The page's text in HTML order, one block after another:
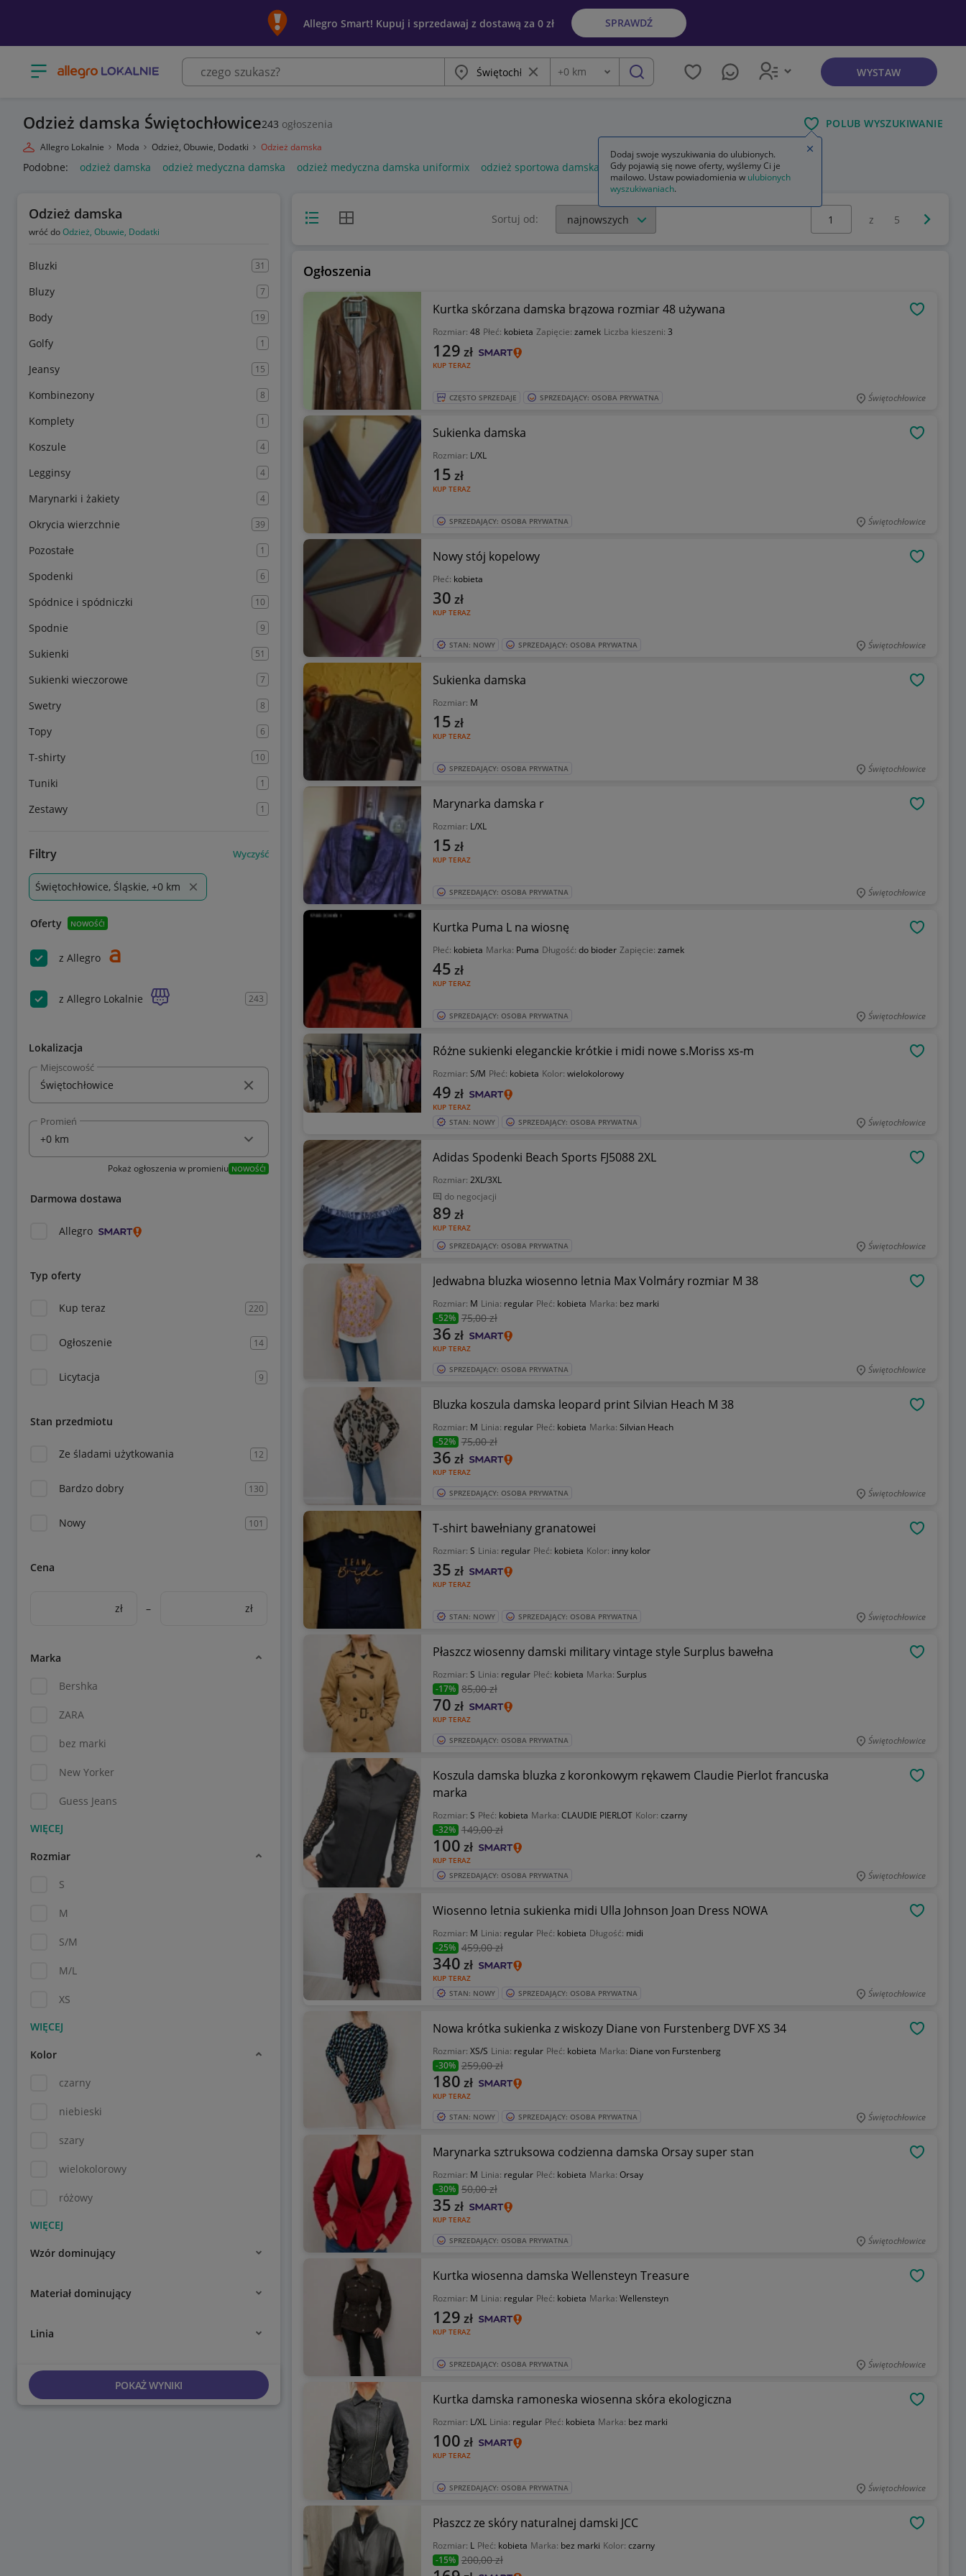
Allegro Smart! Kupuj i sprzedawaj z dostawą za 0 zł SPRAWDŹ
Otwórz menu z kategoriami Miasto Wyczyść frazę
Odległość
+0 km szukaj WYSTAW
Odzież damska Świętochłowice243 ogłoszenia POLUB WYSZUKIWANIE
Allegro Lokalnie Moda Odzież, Obuwie, Dodatki Odzież damska
Podobne: odzież damska odzież medyczna damska odzież medyczna damska uniformix odzież sportowa damska odzież damska letnia
Odzież damska
wróć doOdzież, Obuwie, Dodatki
Bluzki 31
Bluzy 7
Body 19
Golfy 1
Jeansy 15
Kombinezony 8
Komplety 1
Koszule 4
Legginsy 4
Marynarki i żakiety 4
Okrycia wierzchnie 39
Pozostałe 1
Spodenki 6
Spódnice i spódniczki 10
Spodnie 9
Sukienki 51
Sukienki wieczorowe 7
Swetry 8
Topy 6
T-shirty 10
Tuniki 1
Zestawy 1
Filtry Wyczyść
Świętochłowice, Śląskie, +0 km
Oferty NOWOŚĆ!
z Allegro
z Allegro Lokalnie 243
Lokalizacja
Miejscowość
Promień
Pokaż ogłoszenia w promieniu NOWOŚĆ!
Darmowa dostawa
Allegro
Typ oferty
Kup teraz 220
Ogłoszenie 14
Licytacja 9
Stan przedmiotu
Ze śladami użytkowania 12
Bardzo dobry 130
Nowy 101
Cena
zł – zł
Marka
Bershka
ZARA
bez marki
New Yorker
Guess Jeans
Rozmiar
S
M
S/M
M/L
XS
Kolor
czarny
niebieski
szary
wielokolorowy
różowy
Wzór dominujący
Materiał dominujący
Linia
POKAŻ WYNIKI
Widok listyWidok siatki Sortuj od:
Wybierz stronę:
z 5
Ogłoszenia
Kurtka skórzana damska brązowa rozmiar 48 używana
Rozmiar: 48 Płeć: kobieta Zapięcie: zamek Liczba kieszeni: 3
KUP TERAZ
129 zł
CZĘSTO SPRZEDAJE SPRZEDAJĄCY: OSOBA PRYWATNA Świętochłowice
Sukienka damska
Rozmiar: L/XL
KUP TERAZ
15 zł
SPRZEDAJĄCY: OSOBA PRYWATNA Świętochłowice
Nowy stój kopelowy
Płeć: kobieta
KUP TERAZ
30 zł
STAN: NOWY SPRZEDAJĄCY: OSOBA PRYWATNA Świętochłowice
Sukienka damska
Rozmiar: M
KUP TERAZ
15 zł
SPRZEDAJĄCY: OSOBA PRYWATNA Świętochłowice
Marynarka damska r
Rozmiar: L/XL
KUP TERAZ
15 zł
SPRZEDAJĄCY: OSOBA PRYWATNA Świętochłowice
Kurtka Puma L na wiosnę
Płeć: kobieta Marka: Puma Długość: do bioder Zapięcie: zamek
KUP TERAZ
45 zł
SPRZEDAJĄCY: OSOBA PRYWATNA Świętochłowice
Różne sukienki eleganckie krótkie i midi nowe s.Moriss xs-m
Rozmiar: S/M Płeć: kobieta Kolor: wielokolorowy
KUP TERAZ
49 zł
STAN: NOWY SPRZEDAJĄCY: OSOBA PRYWATNA Świętochłowice
Adidas Spodenki Beach Sports FJ5088 2XL
Rozmiar: 2XL/3XL
do negocjacji
KUP TERAZ
89 zł
SPRZEDAJĄCY: OSOBA PRYWATNA Świętochłowice
Jedwabna bluzka wiosenno letnia Max Volmáry rozmiar M 38
Rozmiar: M Linia: regular Płeć: kobieta Marka: bez marki
-52% 75,00 zł
KUP TERAZ
36 zł
SPRZEDAJĄCY: OSOBA PRYWATNA Świętochłowice
Bluzka koszula damska leopard print Silvian Heach M 38
Rozmiar: M Linia: regular Płeć: kobieta Marka: Silvian Heach
-52% 75,00 zł
KUP TERAZ
36 zł
SPRZEDAJĄCY: OSOBA PRYWATNA Świętochłowice
T-shirt bawełniany granatowei
Rozmiar: S Linia: regular Płeć: kobieta Kolor: inny kolor
KUP TERAZ
35 zł
STAN: NOWY SPRZEDAJĄCY: OSOBA PRYWATNA Świętochłowice
Płaszcz wiosenny damski military vintage style Surplus bawełna
Rozmiar: S Linia: regular Płeć: kobieta Marka: Surplus
-17% 85,00 zł
KUP TERAZ
70 zł
SPRZEDAJĄCY: OSOBA PRYWATNA Świętochłowice
Koszula damska bluzka z koronkowym rękawem Claudie Pierlot francuska
marka
Rozmiar: S Płeć: kobieta Marka: CLAUDIE PIERLOT Kolor: czarny
-32% 149,00 zł
KUP TERAZ
100 zł
SPRZEDAJĄCY: OSOBA PRYWATNA Świętochłowice
Wiosenno letnia sukienka midi Ulla Johnson Joan Dress NOWA
Rozmiar: M Linia: regular Płeć: kobieta Długość: midi
-25% 459,00 zł
KUP TERAZ
340 zł
STAN: NOWY SPRZEDAJĄCY: OSOBA PRYWATNA Świętochłowice
Nowa krótka sukienka z wiskozy Diane von Furstenberg DVF XS 34
Rozmiar: XS/S Linia: regular Płeć: kobieta Marka: Diane von Furstenberg
-30% 259,00 zł
KUP TERAZ
180 zł
STAN: NOWY SPRZEDAJĄCY: OSOBA PRYWATNA Świętochłowice
Marynarka sztruksowa codzienna damska Orsay super stan
Rozmiar: M Linia: regular Płeć: kobieta Marka: Orsay
-30% 50,00 zł
KUP TERAZ
35 zł
SPRZEDAJĄCY: OSOBA PRYWATNA Świętochłowice
Kurtka wiosenna damska Wellensteyn Treasure
Rozmiar: M Linia: regular Płeć: kobieta Marka: Wellensteyn
KUP TERAZ
129 zł
SPRZEDAJĄCY: OSOBA PRYWATNA Świętochłowice
Kurtka damska ramoneska wiosenna skóra ekologiczna
Rozmiar: L/XL Linia: regular Płeć: kobieta Marka: bez marki
KUP TERAZ
100 zł
SPRZEDAJĄCY: OSOBA PRYWATNA Świętochłowice
Płaszcz ze skóry naturalnej damski JCC
Rozmiar: L Płeć: kobieta Marka: bez marki Kolor: czarny
-15% 200,00 zł
Dodaj swoje wyszukiwania do ulubionych.
Gdy pojawią się nowe oferty, wyślemy Ci je
mailowo. Ustaw powiadomienia w ulubionych
wyszukiwaniach.
Zamknij wskazówkę